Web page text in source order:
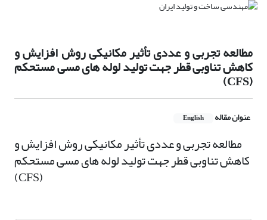
مطالعه تجربی و عددی تأثیر مکانیکی روش افزایش و
کاهش تناوبی قطر جهت تولید لوله های مسی مستحکم
(CFS)
عنوان مقاله English
مطالعه تجربی و عددی تأثیر مکانیکی روش افزایش و
کاهش تناوبی قطر جهت تولید لوله های مسی مستحکم
(CFS)